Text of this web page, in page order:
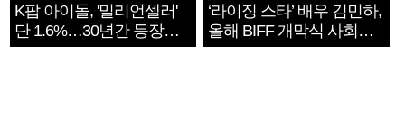
K팝 아이돌, '밀리언셀러'
단 1.6%…30년간 등장
1182개팀 전수조사
‘라이징 스타’ 배우 김민하,
올해 BIFF 개막식 사회자
확정